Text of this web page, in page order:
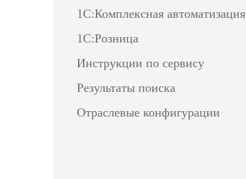
1С:Комплексная автоматизация
1С:Розница
Инструкции по сервису
Результаты поиска
Отраслевые конфигурации